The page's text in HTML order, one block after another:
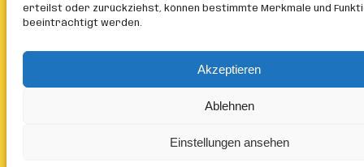
erteilst oder zurückziehst, können bestimmte Merkmale und
beeinträchtigt werden.
Akzeptieren
Ablehnen
Einstellungen ansehen